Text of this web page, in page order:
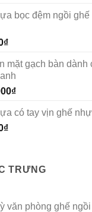
bọc đệm ngồi
₫
mặt gạch bàn dành
₫
có tay vịn ghế
₫
TRƯNG
văn phòng ghế